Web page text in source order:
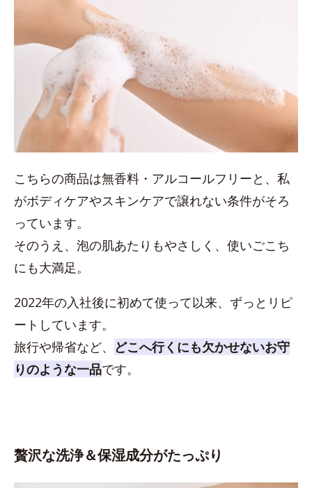
こちらの商品は無香料・アルコールフリーと、私
がボディケアやスキンケアで譲れない条件がそろ
っています。
そのうえ、泡の肌あたりもやさしく、使いごこち
にも大満足。
2022年の入社後に初めて使って以来、ずっとリピ
ートしています。
旅行や帰省など、 どこへ行くにも欠かせないお守
りのような一品です。
贅沢な洗浄＆保湿成分がたっぷり